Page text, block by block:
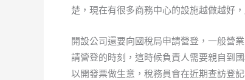
楚，現在有很多商務中心的設施越做越好
開設公司還要向國稅局申請營登，一般營
請營登的時刻，這時候負責人需要親自到
以開發票做生意，稅務員會在近期查訪登